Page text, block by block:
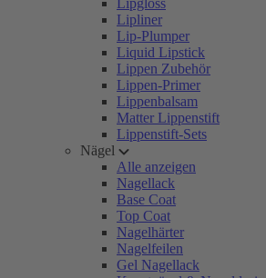
Lipgloss
Lipliner
Lip-Plumper
Liquid Lipstick
Lippen Zubehör
Lippen-Primer
Lippenbalsam
Matter Lippenstift
Lippenstift-Sets
Nägel
Alle anzeigen
Nagellack
Base Coat
Top Coat
Nagelhärter
Nagelfeilen
Gel Nagellack